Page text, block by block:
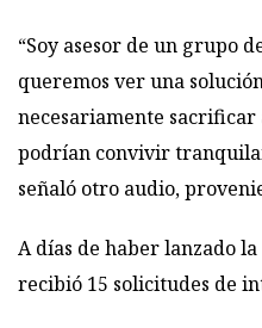
“Soy asesor de un grupo
queremos ver una
necesariamente sacrificar
podrían convivir
señaló otro audio,
A días de haber lanzado
recibió 15 solicitudes de